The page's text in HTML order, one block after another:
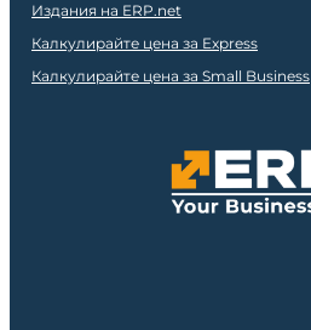
Издания на ERP.net
Калкулирайте цена за Express
Калкулирайте цена за Small Business